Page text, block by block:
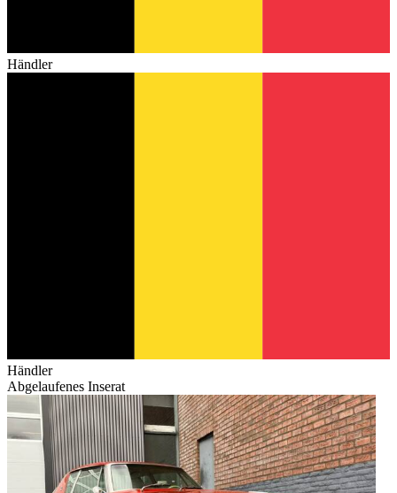
Händler
Händler
Abgelaufenes Inserat